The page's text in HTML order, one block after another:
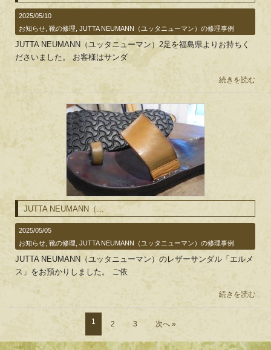
2025/05/10
お知らせ,靴の修理,JUTTA NEUMANN（ユッタニューマン）の修理事例
JUTTA NEUMANN（ユッタニューマン）2足を福島県よりお持ちく
ださいました。 お客様はサンダ
続きを読む
JUTTA NEUMANN（...
2025/05/05
お知らせ ,靴の修理 ,JUTTA NEUMANN（ユッタニューマン）の修理事例
JUTTA NEUMANN（ユッタニューマン）のレザーサンダル「エルメ
ス」をお預かりしました。 ご依
続きを読む
1 2 3 次へ »